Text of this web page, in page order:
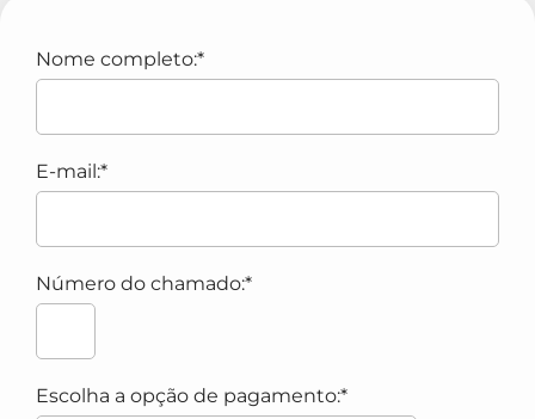
Nome completo:*
E-mail:*
Número do chamado:*
Escolha a opção de pagamento:*